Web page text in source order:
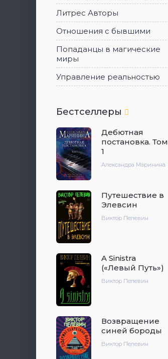
Литрес Авторы
Отношения с бывшими
Попаданцы в магические
миры
Управление реальностью
Бестселлеры
Дебютная
постановка. Том
1
Александра Маринина
Путешествие в
Элевсин
Виктор Пелевин
A Sinistra
(«Левый Путь»)
Виктор Пелевин
Возвращение
синей бороды
Виктор Пелевин